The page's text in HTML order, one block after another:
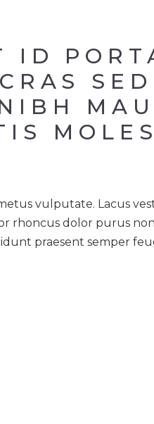
ID
vulputate. Lacus
rhoncus dolor purus
praesent semper